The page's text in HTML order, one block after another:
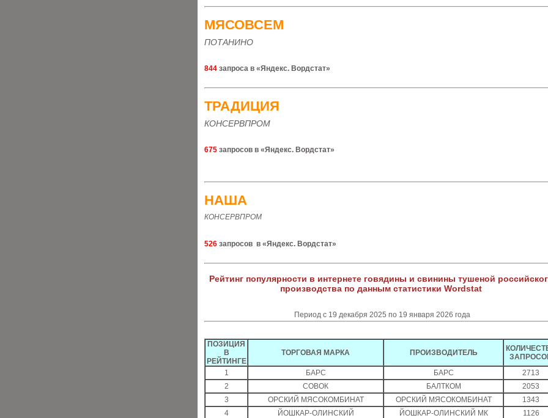
МЯСОВСЕМ
ПОТАНИНО
844 запроса в «Яндекс. Вордстат»
ТРАДИЦИЯ
КОНСЕРВПРОМ
675 запросов в «Яндекс. Вордстат»
НАША
КОНСЕРВПРОМ
526 запросов в «Яндекс. Вордстат»
Рейтинг популярности в интернете говядины и свинины тушеной
производства по данным статистики Wordstat
Период с 19 декабря 2025 по 19 января 2026 года
ПОЗИЦИЯ
В
РЕЙТИНГЕ
ТОРГОВАЯ МАРКА ПРОИЗВОДИТЕЛЬ
1
БАРС БАРС
2713
2
СОВОК БАЛТКОМ
2053
3
ОРСКИЙ МЯСОКОМБИНАТ ОРСКИЙ МЯСОКОМБИНАТ
1343
4
ЙОШКАР-ОЛИНСКИЙ ЙОШКАР-ОЛИНСКИЙ МК
1126